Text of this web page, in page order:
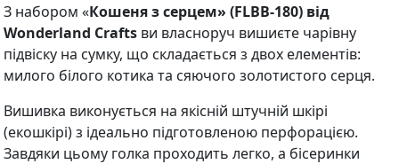
З набором «Кошеня з серцем» (FLBB-180) від
Wonderland Crafts ви власноруч вишиєте чарівну
підвіску на сумку, що складається з двох елементів:
милого білого котика та сяючого золотистого серця.
Вишивка виконується на якісній штучній шкірі
(екошкірі) з ідеально підготовленою перфорацією.
Завдяки цьому голка проходить легко, а бісеринки